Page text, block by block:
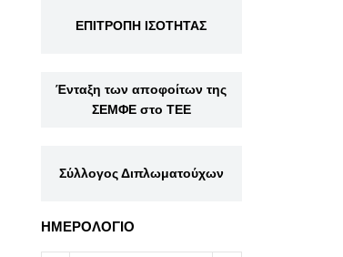
ΕΠΙΤΡΟΠΗ ΙΣΟΤΗΤΑΣ
Ένταξη των αποφοίτων της
ΣΕΜΦΕ στο ΤΕΕ
Σύλλογος Διπλωματούχων
ΗΜΕΡΟΛΟΓΙΟ